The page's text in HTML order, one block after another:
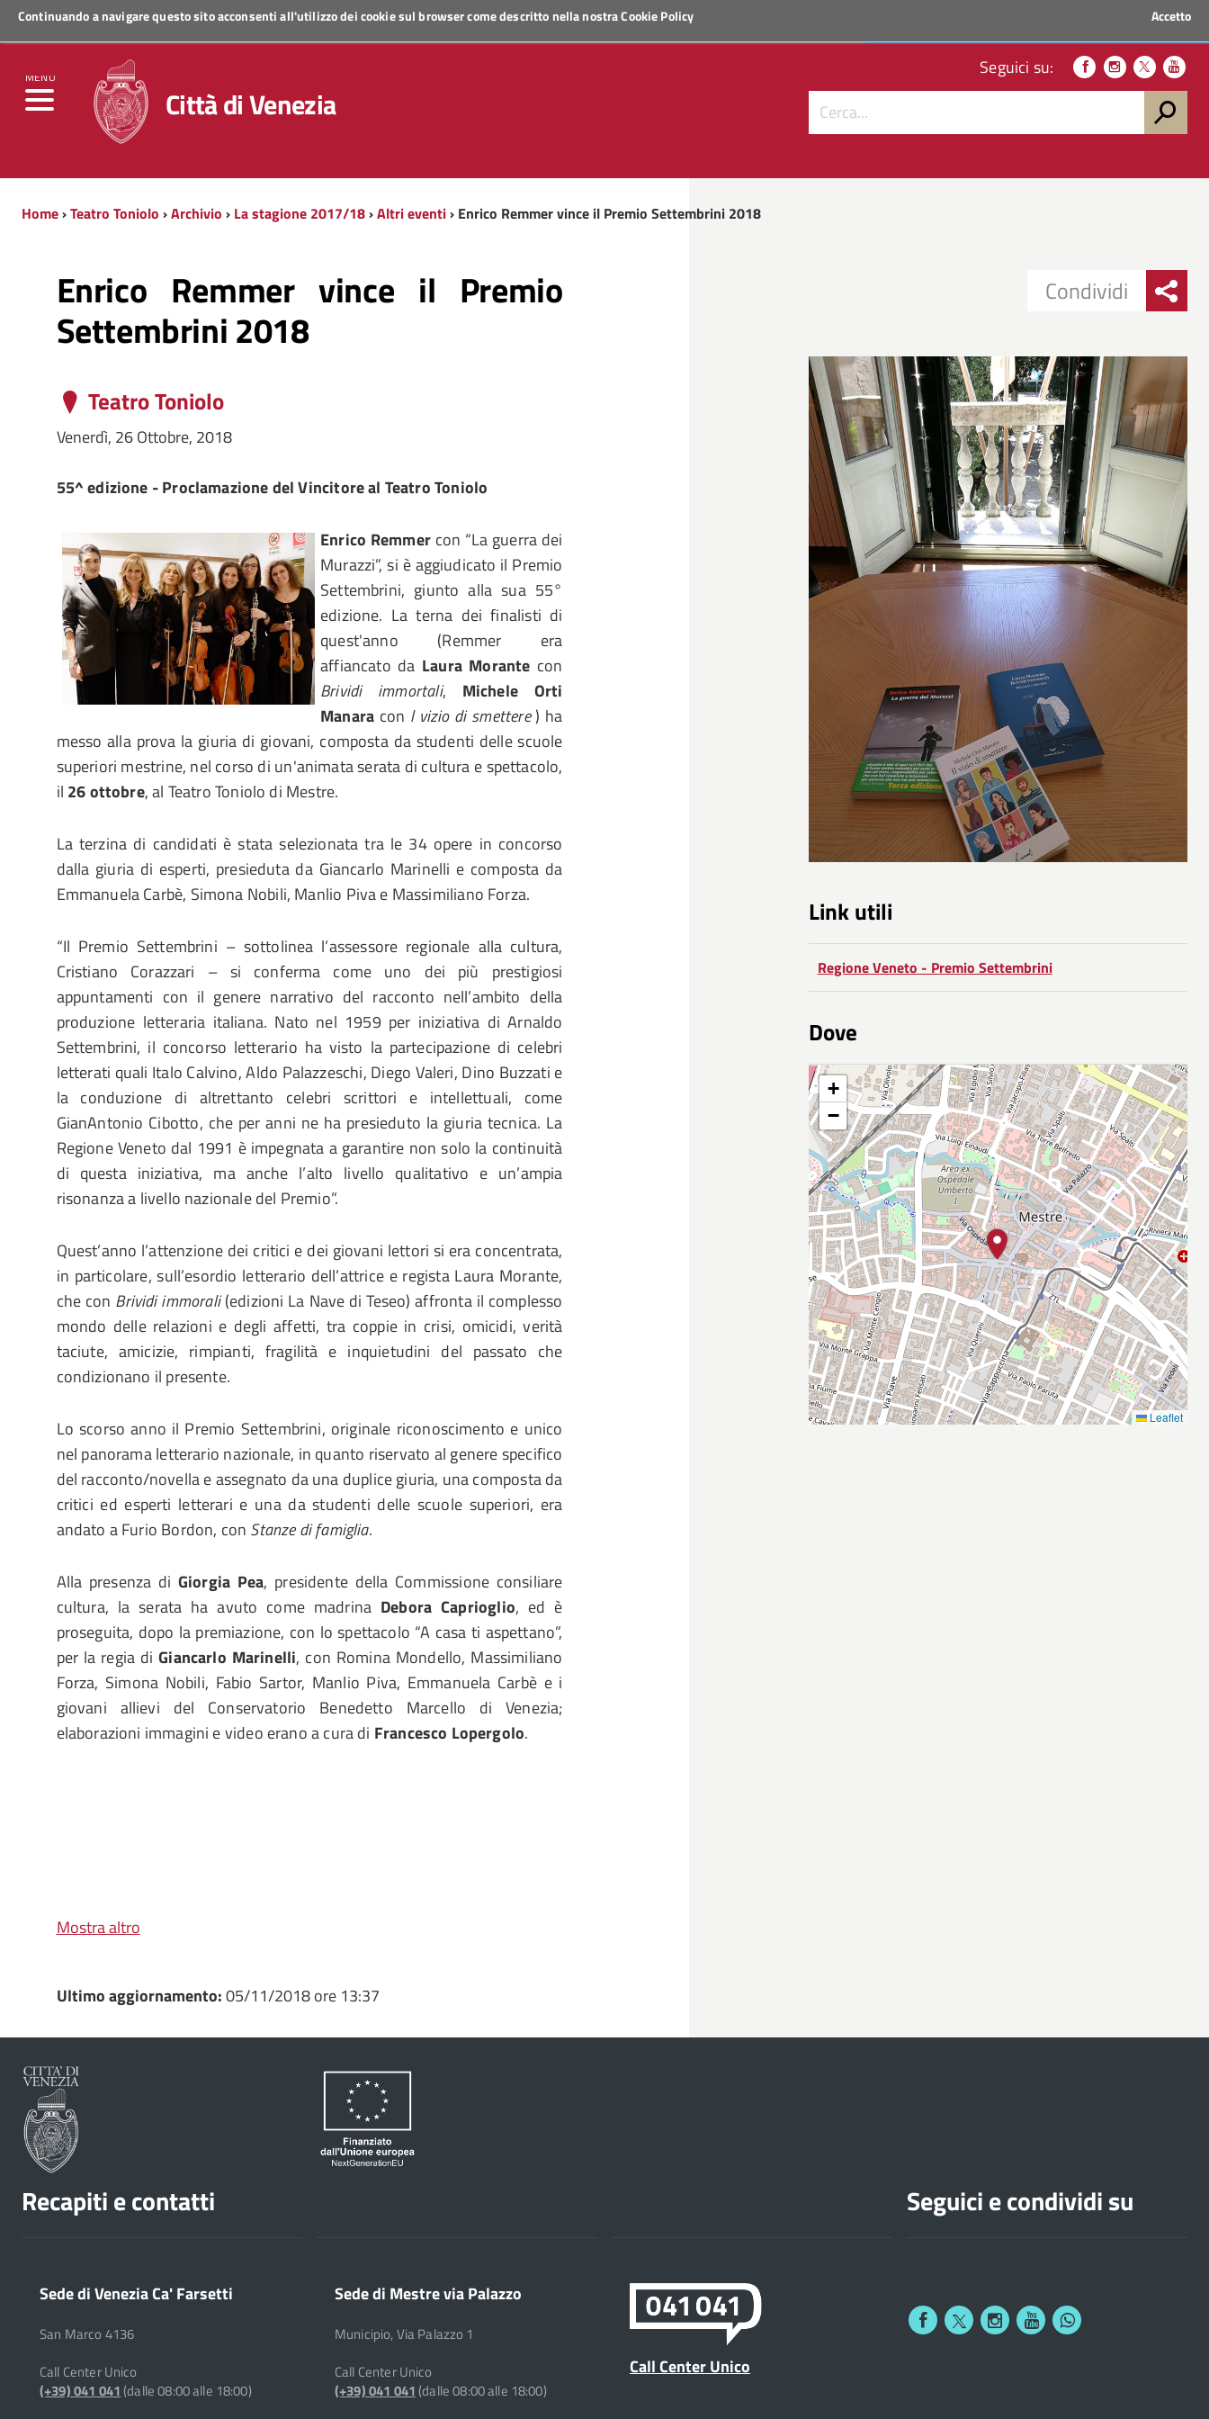
Continuando a navigare questo sito acconsenti all'utilizzo dei cookie sul browser come descritto nella nostraCookie Policy Accetto
MENU
Regione Veneto
Città di Venezia
Seguici su:
Home›Teatro Toniolo ›Archivio › La stagione 2017/18›Altri eventi› Enrico Remmer vince il Premio Settembrini 2018
Enrico Remmer vince il Premio
Settembrini 2018
Teatro Toniolo
Venerdì, 26 Ottobre, 2018
55^ edizione - Proclamazione del Vincitore al Teatro Toniolo
Enrico Remmer con “La guerra dei
Murazzi”, si è aggiudicato il Premio
Settembrini, giunto alla sua 55°
edizione. La terna dei finalisti di
quest'anno (Remmer era
affiancato da Laura Morante con
Brividi immortali, Michele Orti
Manara con l vizio di smettere) ha
messo alla prova la giuria di giovani, composta da studenti delle scuole
superiori mestrine, nel corso di un'animata serata di cultura e spettacolo,
il 26 ottobre, al Teatro Toniolo di Mestre.
La terzina di candidati è stata selezionata tra le 34 opere in concorso
dalla giuria di esperti, presieduta da Giancarlo Marinelli e composta da
Emmanuela Carbè, Simona Nobili, Manlio Piva e Massimiliano Forza.
“Il Premio Settembrini – sottolinea l’assessore regionale alla cultura,
Cristiano Corazzari – si conferma come uno dei più prestigiosi
appuntamenti con il genere narrativo del racconto nell’ambito della
produzione letteraria italiana. Nato nel 1959 per iniziativa di Arnaldo
Settembrini, il concorso letterario ha visto la partecipazione di celebri
letterati quali Italo Calvino, Aldo Palazzeschi, Diego Valeri, Dino Buzzati e
la conduzione di altrettanto celebri scrittori e intellettuali, come
GianAntonio Cibotto, che per anni ne ha presieduto la giuria tecnica. La
Regione Veneto dal 1991 è impegnata a garantire non solo la continuità
di questa iniziativa, ma anche l’alto livello qualitativo e un’ampia
risonanza a livello nazionale del Premio”.
Quest’anno l’attenzione dei critici e dei giovani lettori si era concentrata,
in particolare, sull’esordio letterario dell’attrice e regista Laura Morante,
che con Brividi immorali(edizioni La Nave di Teseo) affronta il complesso
mondo delle relazioni e degli affetti, tra coppie in crisi, omicidi, verità
taciute, amicizie, rimpianti, fragilità e inquietudini del passato che
condizionano il presente.
Lo scorso anno il Premio Settembrini, originale riconoscimento e unico
nel panorama letterario nazionale, in quanto riservato al genere specifico
del racconto/novella e assegnato da una duplice giuria, una composta da
critici ed esperti letterari e una da studenti delle scuole superiori, era
andato a Furio Bordon, con Stanze di famiglia.
Alla presenza di Giorgia Pea, presidente della Commissione consiliare
cultura, la serata ha avuto come madrina Debora Caprioglio, ed è
proseguita, dopo la premiazione, con lo spettacolo “A casa ti aspettano”,
per la regia diGiancarlo Marinelli, con Romina Mondello, Massimiliano
Forza, Simona Nobili, Fabio Sartor, Manlio Piva, Emmanuela Carbè e i
giovani allievi del Conservatorio Benedetto Marcello di Venezia;
elaborazioni immagini e video erano a cura di Francesco Lopergolo.
Mostra altro
Condividi
Link utili
Regione Veneto - Premio Settembrini
Dove
+
−
Leaflet
Ultimo aggiornamento:05/11/2018 ore 13:37
Recapiti e contatti
Sede di Venezia Ca' Farsetti
San Marco 4136
Call Center Unico
(+39) 041 041(dalle 08:00 alle 18:00)
Sede di Mestre via Palazzo
Municipio, Via Palazzo 1
Call Center Unico
(+39) 041 041(dalle 08:00 alle 18:00)
Call Center Unico
Seguici e condividi su